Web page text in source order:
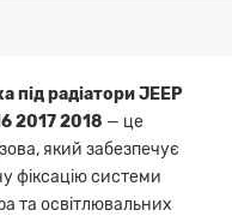
під радіатори JEEP
2017 2018 — це
який забезпечує
фіксацію системи
та освітлювальних